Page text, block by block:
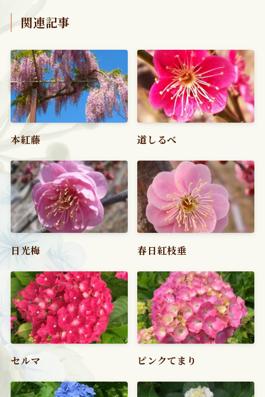
関連記事
本紅藤 道しるべ
日光梅 春日紅枝垂
セルマ ピンクてまり